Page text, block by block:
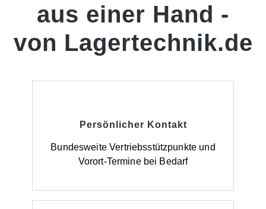
aus einer Hand -
von Lagertechnik.de
Persönlicher Kontakt
Bundesweite Vertriebsstützpunkte und
Vorort-Termine bei Bedarf